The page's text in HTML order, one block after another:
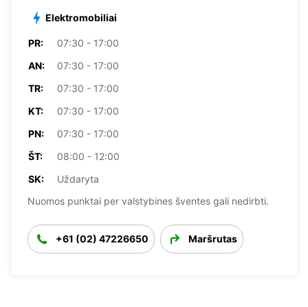
Elektromobiliai
PR:
07:30 - 17:00
AN:
07:30 - 17:00
TR:
07:30 - 17:00
KT:
07:30 - 17:00
PN:
07:30 - 17:00
ŠT:
08:00 - 12:00
SK:
Uždaryta
Nuomos punktai per valstybines šventes gali nedirbti.
+61 (02) 47226650 Maršrutas